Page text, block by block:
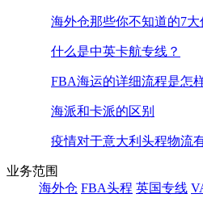
海外仓那些你不知道的7大
什么是中英卡航专线？
FBA海运的详细流程是怎
海派和卡派的区别
疫情对于意大利头程物流
业务范围
海外仓 FBA头程 英国专线